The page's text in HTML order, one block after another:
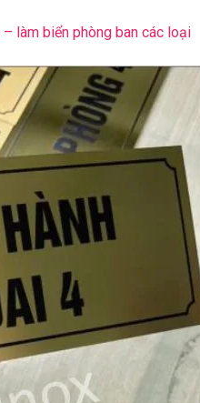
làm biển phòng ban các loại